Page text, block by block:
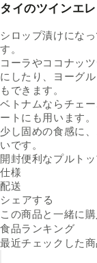
タイのツインエ
シロップ漬けにな
す。
コーラやココナッ
にしたり、
ヨーグ
もできます。
ベトナムならチェ
ートにも用います。
少し固めの食感に
いです。
開封便利なプルト
仕様
内容量
原材料名
栄養成分
配送
送料
出荷元
配送業者
シェアする
この商品と一緒に
食品ランキング
最近チェックした商